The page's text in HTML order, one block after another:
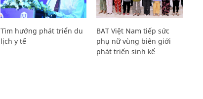
Tìm hướng phát triển du
lịch y tế
BAT Việt Nam tiếp sức
phụ nữ vùng biên giới
phát triển sinh kế